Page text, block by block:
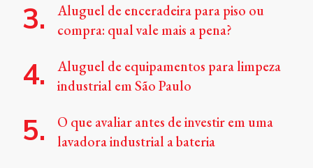
Aluguel de enceradeira para piso ou
compra: qual vale mais a pena?
Aluguel de equipamentos para limpeza
industrial em São Paulo
O que avaliar antes de investir em uma
lavadora industrial a bateria